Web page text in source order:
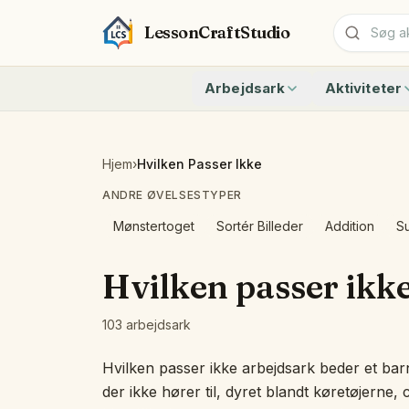
LessonCraftStudio
Arbejdsark
Addition
Kryptogram
Ordsøgning
Matchning
Aktiviteter
Tæl til 10
Addition Og
Hurtige
Genkend
Hjem›Hvilken Passer Ikke
ANDRE ØVELSESTYPER
Mønstertoget Sortér Billeder Addition
Hvilken passer
103 arbejdsark
Hvilken passer ikke arbejdsark beder et
der ikke hører til, dyret blandt køretøjerne,